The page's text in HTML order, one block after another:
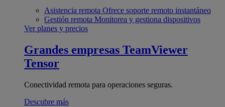
Asistencia remota Ofrece soporte remoto instantáneo
Gestión remota Monitorea y gestiona dispositivos
Ver planes y precios
Grandes empresas TeamViewer
Tensor
Conectividad remota para operaciones seguras.
Descubre más